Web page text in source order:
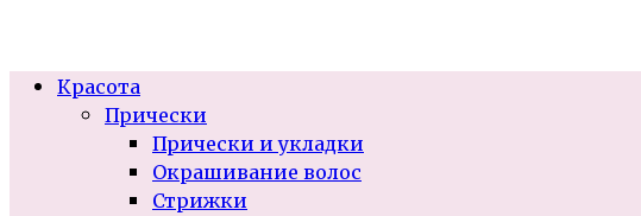
Красота
Прически
Прически и укладки
Окрашивание волос
Стрижки